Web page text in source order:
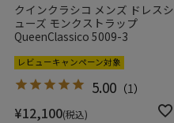
クインクラシコ メンズ ドレスシ
ューズ モンクストラップ
QueenClassico 5009-3
レビューキャンペーン対象
¥12,100 税込
5.00（1）